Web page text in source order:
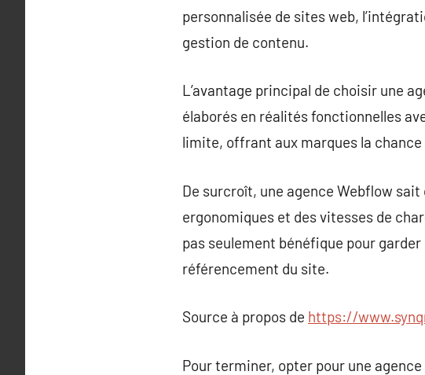
personnalisée de sites web,
gestion de contenu.
L’avantage principal de choisir une
élaborés en réalités fonctionnelles
limite, offrant aux marques la
De surcroît, une agence Webflow
ergonomiques et des vitesses de
pas seulement bénéfique pour
référencement du site.
Source à propos de https://
Pour terminer, opter pour une